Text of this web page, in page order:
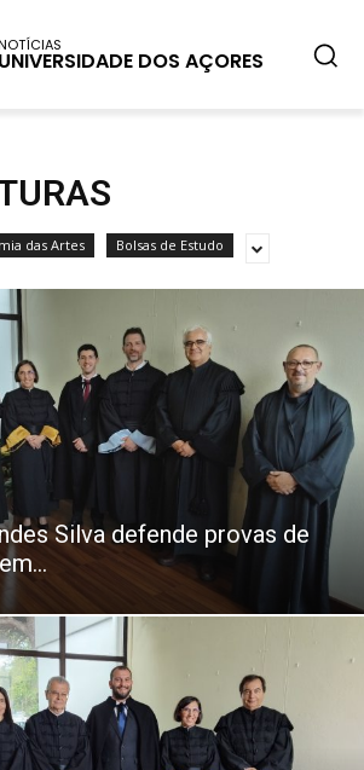
UNIVERSIDADE DOS AÇORES
das Artes Bolsas de Estudo
Silva defende provas de